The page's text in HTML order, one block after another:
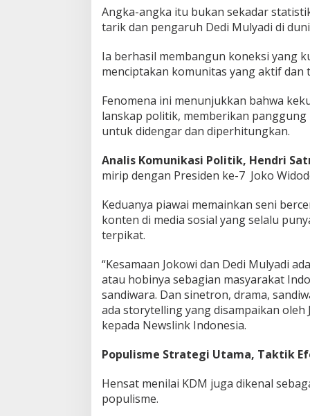
Angka-angka itu bukan sekadar
tarik dan pengaruh Dedi Mulyadi di
Ia berhasil membangun koneksi yang
menciptakan komunitas yang aktif dan
Fenomena ini menunjukkan bahwa
lanskap politik, memberikan
untuk didengar dan diperhitungkan.
Analis Komunikasi Politik, Hendri
mirip dengan Presiden ke-7 Joko
Keduanya piawai memainkan seni
konten di media sosial yang selalu
terpikat.
“Kesamaan Jokowi dan Dedi Mulyadi
atau hobinya sebagian masyarakat
sandiwara. Dan sinetron, drama,
ada storytelling yang disampaikan oleh
kepada Newslink Indonesia.
Populisme Strategi Utama, Taktik
Hensat menilai KDM juga dikenal
populisme.